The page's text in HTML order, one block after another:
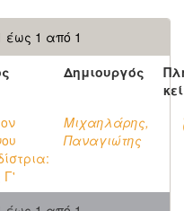
1 από 1
Δημιουργός
Γ'
Μιχαηλάρης,
Παναγιώτης